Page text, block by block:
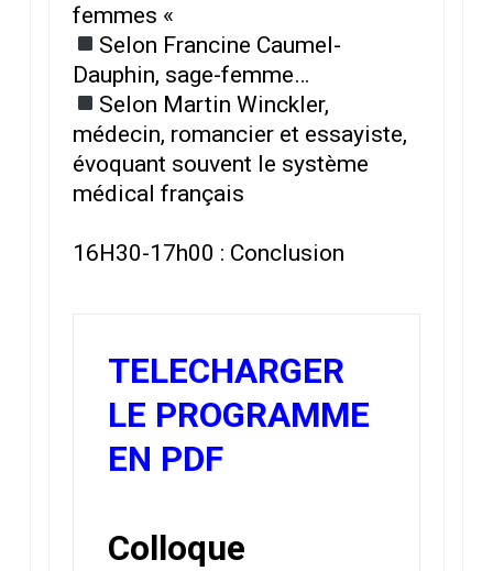
femmes «
Selon Francine Caumel-
Dauphin, sage-femme…
Selon Martin Winckler,
médecin, romancier et essayiste,
évoquant souvent le système
médical français
16H30-17h00 : Conclusion
TELECHARGER
LE PROGRAMME
EN PDF
Colloque